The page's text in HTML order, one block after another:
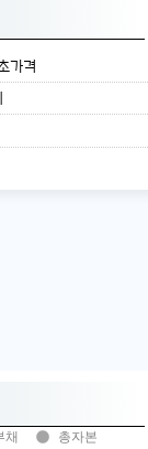
가격
채 총자본